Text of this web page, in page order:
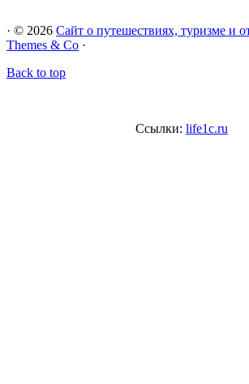
· © 2026 Сайт о путешествиях, туризме и
Themes & Co ·
Back to top
Ссылки: life1c.ru